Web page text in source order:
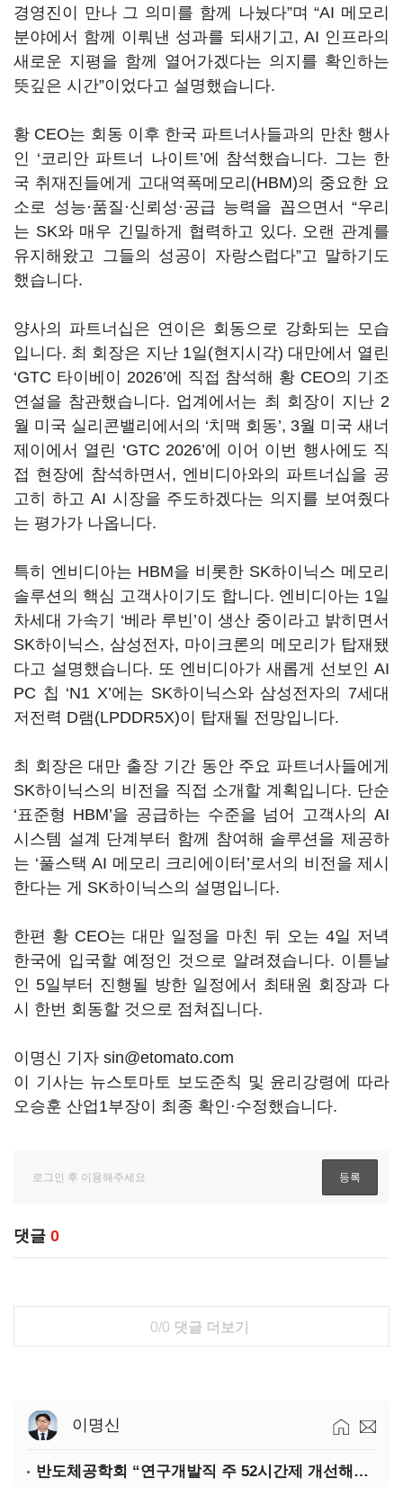
경영진이 만나 그 의미를 함께 나눴다”며 “AI 메모리
분야에서 함께 이뤄낸 성과를 되새기고, AI 인프라의
새로운 지평을 함께 열어가겠다는 의지를 확인하는
뜻깊은 시간”이었다고 설명했습니다.
황 CEO는 회동 이후 한국 파트너사들과의 만찬 행사
인 ‘코리안 파트너 나이트’에 참석했습니다. 그는 한
국 취재진들에게 고대역폭메모리(HBM)의 중요한 요
소로 성능·품질·신뢰성·공급 능력을 꼽으면서 “우리
는 SK와 매우 긴밀하게 협력하고 있다. 오랜 관계를
유지해왔고 그들의 성공이 자랑스럽다”고 말하기도
했습니다.
양사의 파트너십은 연이은 회동으로 강화되는 모습
입니다. 최 회장은 지난 1일(현지시각) 대만에서 열린
‘GTC 타이베이 2026’에 직접 참석해 황 CEO의 기조
연설을 참관했습니다. 업계에서는 최 회장이 지난 2
월 미국 실리콘밸리에서의 ‘치맥 회동’, 3월 미국 새너
제이에서 열린 ‘GTC 2026’에 이어 이번 행사에도 직
접 현장에 참석하면서, 엔비디아와의 파트너십을 공
고히 하고 AI 시장을 주도하겠다는 의지를 보여줬다
는 평가가 나옵니다.
특히 엔비디아는 HBM을 비롯한 SK하이닉스 메모리
솔루션의 핵심 고객사이기도 합니다. 엔비디아는 1일
차세대 가속기 ‘베라 루빈’이 생산 중이라고 밝히면서
SK하이닉스, 삼성전자, 마이크론의 메모리가 탑재됐
다고 설명했습니다. 또 엔비디아가 새롭게 선보인 AI
PC 칩 ‘N1 X’에는 SK하이닉스와 삼성전자의 7세대
저전력 D램(LPDDR5X)이 탑재될 전망입니다.
최 회장은 대만 출장 기간 동안 주요 파트너사들에게
SK하이닉스의 비전을 직접 소개할 계획입니다. 단순
‘표준형 HBM’을 공급하는 수준을 넘어 고객사의 AI
시스템 설계 단계부터 함께 참여해 솔루션을 제공하
는 ‘풀스택 AI 메모리 크리에이터’로서의 비전을 제시
한다는 게 SK하이닉스의 설명입니다.
한편 황 CEO는 대만 일정을 마친 뒤 오는 4일 저녁
한국에 입국할 예정인 것으로 알려졌습니다. 이튿날
인 5일부터 진행될 방한 일정에서 최태원 회장과 다
시 한번 회동할 것으로 점쳐집니다.
이명신 기자 sin@etomato.com
이 기사는 뉴스토마토 보도준칙 및 윤리강령에 따라
오승훈 산업1부장이 최종 확인·수정했습니다.
댓글 0
0/0 댓글 더보기
이명신
반도체공학회 “연구개발직 주 52시간제 개선해야”